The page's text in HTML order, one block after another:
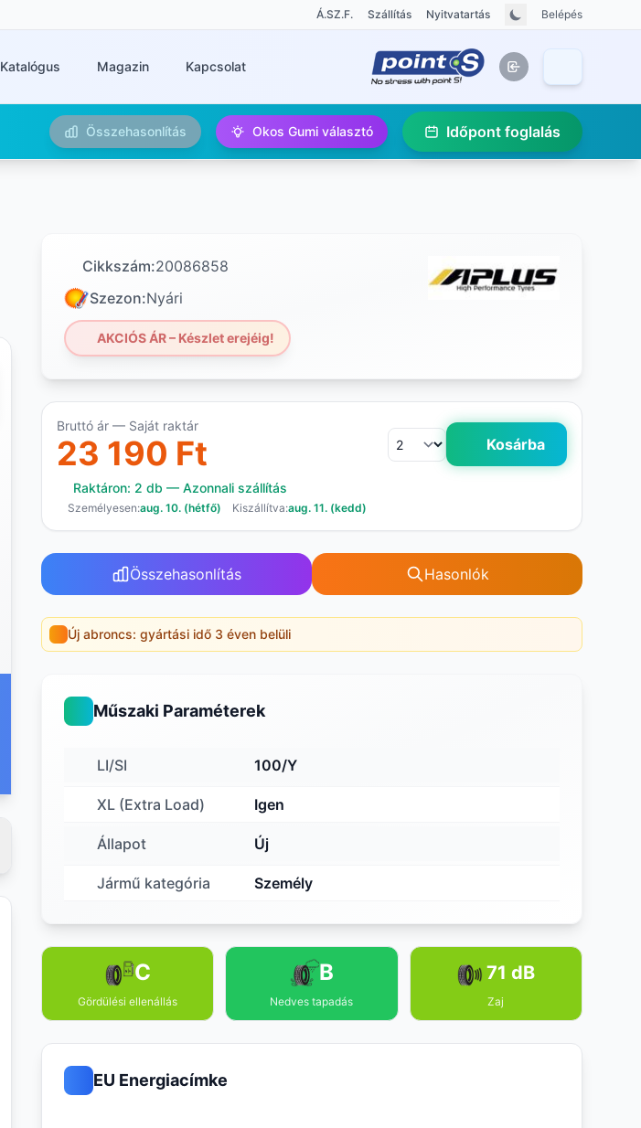
Á.SZ.F. Szállítás Nyitvatartás Belépés
Katalógus Magazin Kapcsolat
Összehasonlítás Okos Gumi választó Időpont foglalás
Cikkszám:20086858
Szezon:Nyári
AKCIÓS ÁR – Készlet erejéig!
Bruttó ár — Saját raktár
23 190 Ft Kosárba
Raktáron: 2 db — Azonnali szállítás
Személyesen:aug. 10. (hétfő) Kiszállítva:aug. 11. (kedd)
Összehasonlítás Hasonlók
Új abroncs: gyártási idő 3 éven belüli
Műszaki Paraméterek
LI/SI 100/Y
XL (Extra Load) Igen
Állapot Új
Jármű kategória Személy
C
Gördülési ellenállás
B
Nedves tapadás
71 dB
Zaj
EU Energiacímke